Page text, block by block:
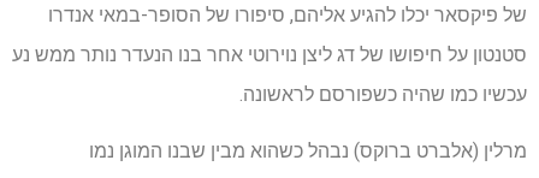
של פיקסאר יכלו להגיע אליהם, סיפורו של הסופר-במאי אנדרו
סטנטון על חיפושו של דג ליצן נוירוטי אחר בנו הנעדר נותר ממש נע
עכשיו כמו שהיה כשפורסם לראשונה.
מרלין (אלברט ברוקס) נבהל כשהוא מבין שבנו המוגן נמו